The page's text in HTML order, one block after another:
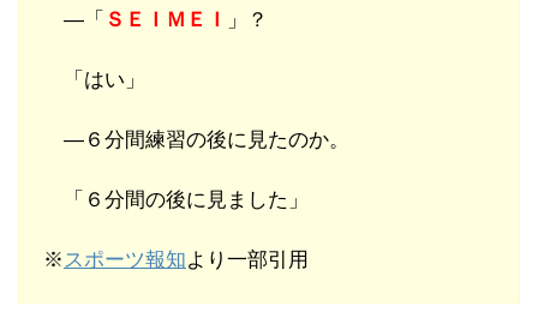
―「 ＳＥＩＭＥＩ 」？
「はい」
―６分間練習の後に見たのか。
「６分間の後に見ました」
※スポーツ報知より一部引用